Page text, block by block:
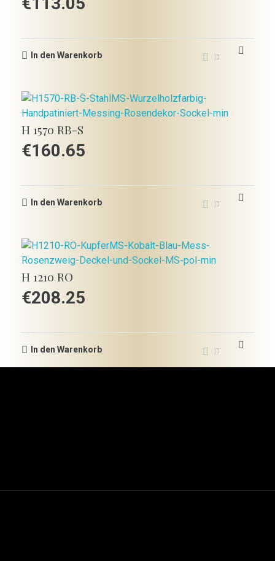
In den Warenkorb
H 1570 RB-S
€160.65
In den Warenkorb
H 1210 RO
€208.25
In den Warenkorb